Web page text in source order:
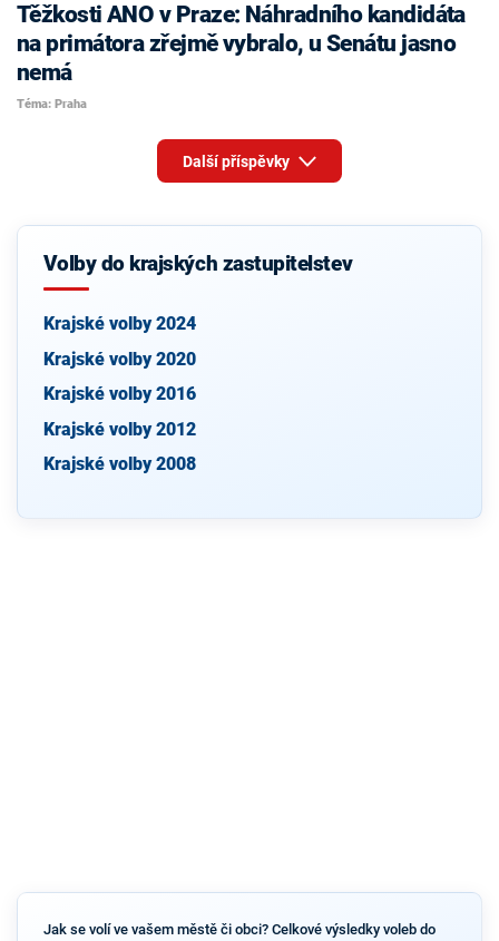
Těžkosti ANO v Praze: Náhradního kandidáta
na primátora zřejmě vybralo, u Senátu jasno
nemá
Téma: Praha
Další příspěvky
Volby do krajských zastupitelstev
Krajské volby 2024
Krajské volby 2020
Krajské volby 2016
Krajské volby 2012
Krajské volby 2008
Jak se volí ve vašem městě či obci? Celkové výsledky voleb do